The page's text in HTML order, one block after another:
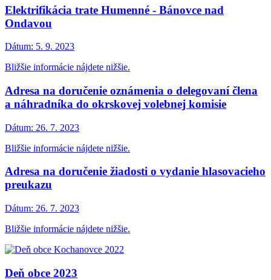
Elektrifikácia trate Humenné - Bánovce nad
Ondavou
Dátum: 5. 9. 2023
Bližšie informácie nájdete nižšie.
Adresa na doručenie oznámenia o delegovaní člena
a náhradníka do okrskovej volebnej komisie
Dátum: 26. 7. 2023
Bližšie informácie nájdete nižšie.
Adresa na doručenie žiadosti o vydanie hlasovacieho
preukazu
Dátum: 26. 7. 2023
Bližšie informácie nájdete nižšie.
Deň obce 2023